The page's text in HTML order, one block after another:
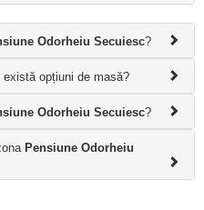
Odorheiu Secuiesc?
există opțiuni de masă?
Odorheiu Secuiesc?
Pensiune Odorheiu